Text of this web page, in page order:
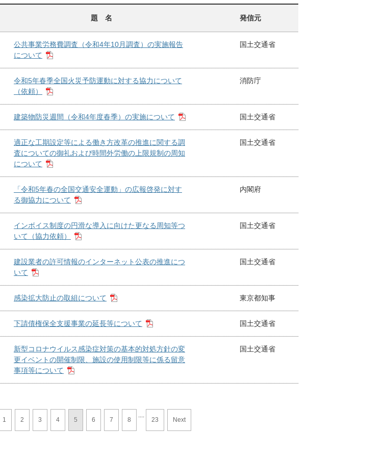
題 名 発信元
公共事業労務費調査（令和4年10月調査）の実施報告
について
国土交通省
令和5年春季全国火災予防運動に対する協力について
（依頼）
消防庁
建築物防災週間（令和4年度春季）の実施について 国土交通省
適正な工期設定等による働き方改革の推進に関する調
査についての御礼および時間外労働の上限規制の周知
について
国土交通省
「令和5年春の全国交通安全運動」の広報啓発に対す
る御協力について
内閣府
インボイス制度の円滑な導入に向けた更なる周知等つ
いて（協力依頼）
国土交通省
建設業者の許可情報のインターネット公表の推進につ
いて
国土交通省
感染拡大防止の取組について 東京都知事
下請債権保全支援事業の延長等について 国土交通省
新型コロナウイルス感染症対策の基本的対処方針の変
更イベントの開催制限、施設の使用制限等に係る留意
事項等について
国土交通省
1 2 3 4 5 6 7 8
....
23 Next